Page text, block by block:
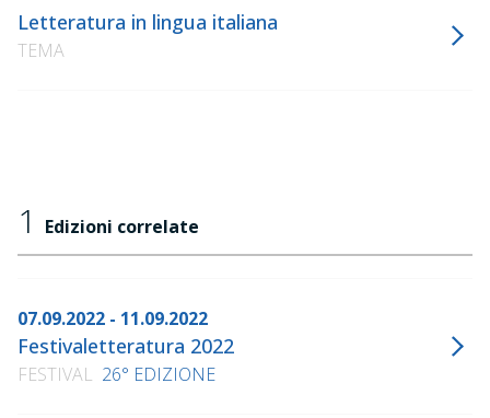
Letteratura in lingua italiana
TEMA
1 Edizioni correlate
07.09.2022 - 11.09.2022
Festivaletteratura 2022
FESTIVAL 26° EDIZIONE